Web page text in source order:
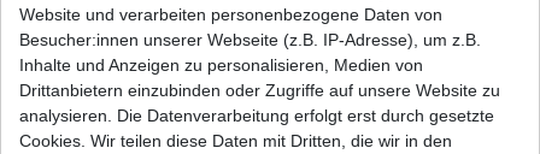
Website und verarbeiten personenbezogene Daten von
Besucher:innen unserer Webseite (z.B. IP-Adresse), um z.B.
Inhalte und Anzeigen zu personalisieren, Medien von
Drittanbietern einzubinden oder Zugriffe auf unsere Website zu
analysieren. Die Datenverarbeitung erfolgt erst durch gesetzte
Cookies. Wir teilen diese Daten mit Dritten, die wir in den